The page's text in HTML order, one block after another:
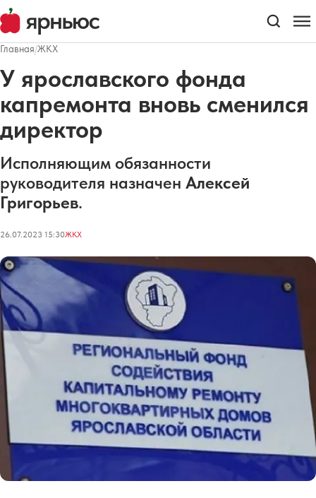
Главная/ЖКХ
У ярославского фонда
капремонта вновь сменился
директор
Исполняющим обязанности
руководителя назначен Алексей
Григорьев.
26.07.2023 15:30ЖКХ